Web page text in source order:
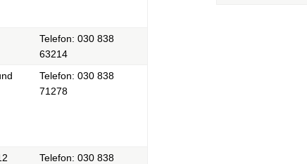
Telefon: 030 838
63214
Telefon: 030 838
71278
Telefon: 030 838